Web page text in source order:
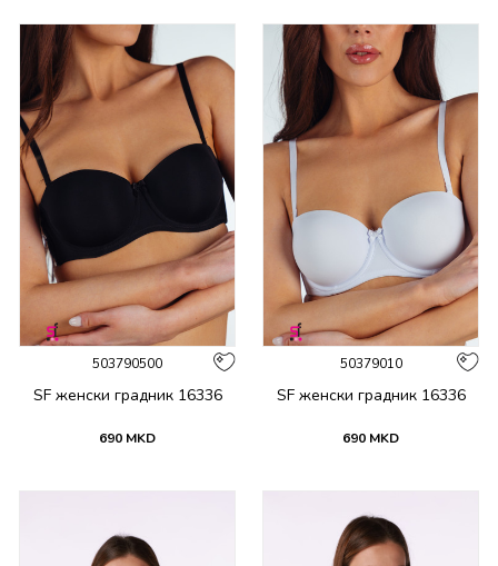
503790500
SF женски градник 16336
690 MKD
50379010
SF женски градник 16336
690 MKD